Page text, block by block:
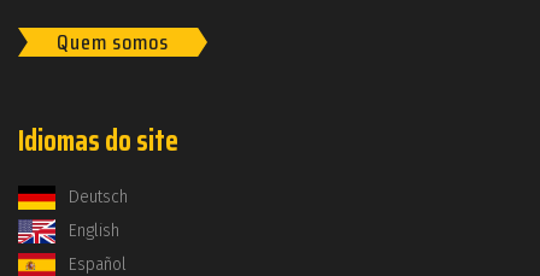
Quem somos
Idiomas do site
Deutsch
English
Español